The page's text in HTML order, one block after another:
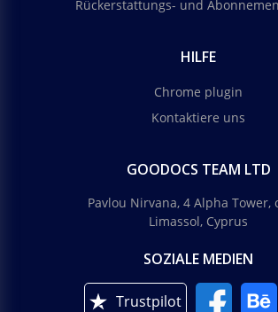
Rückerstattungs- und
HILFE
Chrome plugin
Kontaktiere uns
GOODOCS TEAM LTD
Pavlou Nirvana, 4 Alpha Tower,
Limassol, Cyprus
SOZIALE MEDIEN
Trustpilot